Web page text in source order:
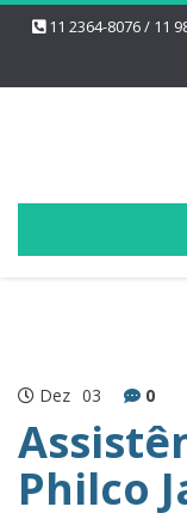
11 2364-8076 / 11
Dez 03 0
Philco